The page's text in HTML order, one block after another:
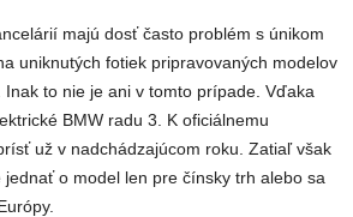
majú dosť často problém s únikom
uniknutých fotiek pripravovaných modelov
to nie je ani v tomto prípade. Vďaka
BMW radu 3. K oficiálnemu
už v nadchádzajúcom roku. Zatiaľ však
jednať o model len pre čínsky trh alebo sa